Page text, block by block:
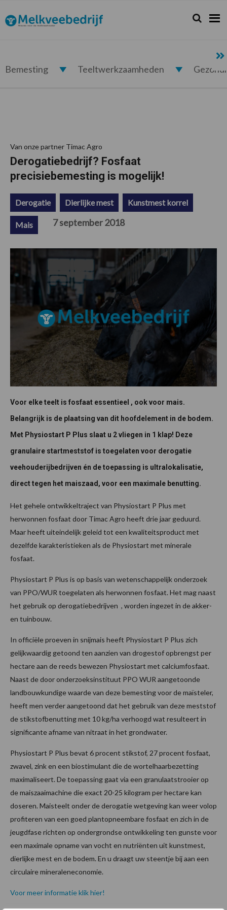
de
hoofdnavigatie
de
hoofd
de
eerste
de
voettekst
Melkveebedrijf.nl Zoeken...
Zoek
Bemesting Teeltwerkzaamheden
Van onze partner Timac Agro
Derogatiebedrijf? Fosfaat
precisiebemesting is mogelijk!
Derogatie Dierlijke mest Kunstmest korrel
Mais 7 september 2018
Voor elke teelt is fosfaat essentieel , ook voor mais.
Belangrijk is de plaatsing van dit hoofdelement in de bodem.
Met Physiostart P Plus slaat u 2 vliegen in 1 klap! Deze
granulaire startmeststof is toegelaten voor derogatie
veehouderijbedrijven én de toepassing is ultralokalisatie,
direct tegen het maiszaad, voor een maximale benutting.
Het gehele ontwikkeltraject van Physiostart P Plus met
herwonnen fosfaat door Timac Agro heeft drie jaar geduurd.
Maar heeft uiteindelijk geleid tot een kwaliteitsproduct met
dezelfde karakteristieken als de Physiostart met minerale
fosfaat.
Physiostart P Plus is op basis van wetenschappelijk onderzoek
van PPO/WUR toegelaten als herwonnen fosfaat. Het mag naast
het gebruik op derogatiebedrijven , worden ingezet in de akker-
en tuinbouw.
In officiële proeven in snijmais heeft Physiostart P Plus zich
gelijkwaardig getoond ten aanzien van drogestof opbrengst per
hectare aan de reeds bewezen Physiostart met calciumfosfaat.
Naast de door onderzoeksinstituut PPO WUR aangetoonde
landbouwkundige waarde van deze bemesting voor de maïsteler,
heeft men verder aangetoond dat het gebruik van deze meststof
de stikstofbenutting met 10 kg/ha verhoogd wat resulteert in
significante afname van nitraat in het grondwater.
Physiostart P Plus bevat 6 procent stikstof, 27 procent fosfaat,
zwavel, zink en een biostimulant die de wortelhaarbezetting
maximaliseert. De toepassing gaat via een granulaatstrooier op
de maiszaaimachine die exact 20-25 kilogram per hectare kan
doseren. Maisteelt onder de derogatie wetgeving kan weer volop
profiteren van een goed plantopneembare fosfaat en zich in de
jeugdfase richten op ondergrondse ontwikkeling ten gunste voor
een maximale opname van vocht en nutriënten uit kunstmest,
dierlijke mest en de bodem. En u draagt uw steentje bij aan een
circulaire mineraleneconomie.
Voor meer informatie klik hier!